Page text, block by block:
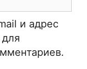
и адрес